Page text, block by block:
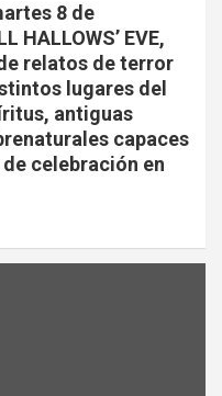
8 de
HALLOWS’ EVE,
relatos de terror
lugares del
antiguas
capaces
celebración en